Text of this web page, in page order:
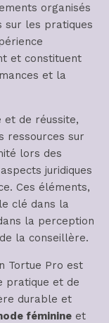
organisés
sur les pratiques
et constituent
et la
et de réussite,
ressources sur
lors des
juridiques
Ces éléments,
clé dans la
la perception
la conseillère.
Tortue Pro est
pratique et de
durable et
féminine et